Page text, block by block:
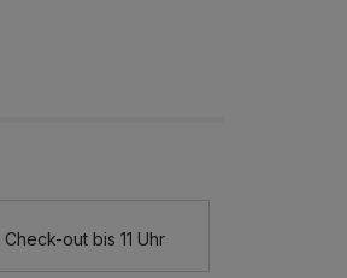
Check-out bis 11 Uhr